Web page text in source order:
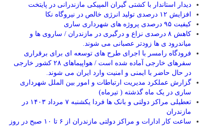
دیدار استاندار با کشتی گیران المپیکی مازندرانی در پایتخت
افزایش ۱۲ درصدی تولید انرژی خالص در نیروگاه نکا
کیفیت ۹۵ درصدی پروژه های شهرداری ساری
کاهش ۸ درصدی نزاع و درگیری در مازندران / ساروی ها و
میاندرود ی ها زودتر عصبانی می شوند.
فرودگاه رامسر با اجرای طرح های توسعه ای برای برقراری
سفرهای خارجی آماده شده است / هواپیماهای ۲۸ کشور خارجی
در حال حاضر با ایمنی و امنیت وارد ایران می شوند.
گزارش عملکرد مدیریت ارتباطات و امور بین الملل شهرداری
ساری در یک ماه گذشته ( تیرماه)
تعطیلی مراکز دولتی و بانک ها فردا یکشنبه ۷ مرداد ۱۴۰۳ در
مازندران
ساعت کار ادارات و مراکز دولتی مازندران از ۶ تا ۱۰ صبح در روز